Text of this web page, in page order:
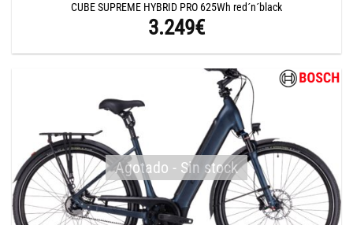
CUBE SUPREME HYBRID PRO 625Wh red´n´black
3.249€
Agotado - Sin stock